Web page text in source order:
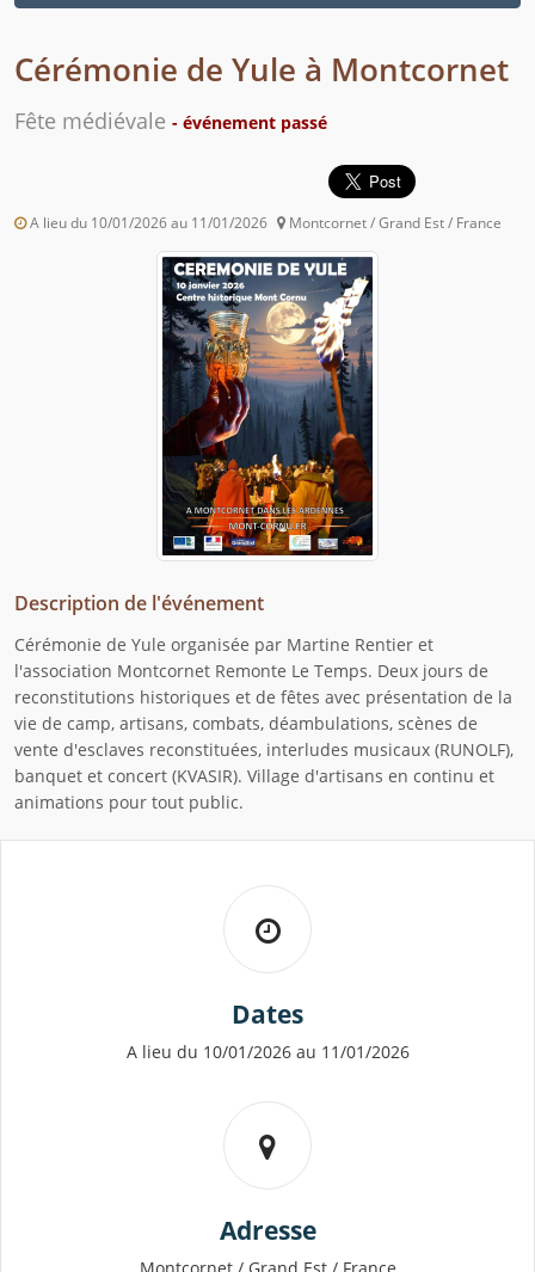
Cérémonie de Yule à Montcornet
Fête médiévale - événement passé
A lieu du 10/01/2026 au 11/01/2026 Montcornet / Grand Est / France
Description de l'événement
Cérémonie de Yule organisée par Martine Rentier et
l'association Montcornet Remonte Le Temps. Deux jours de
reconstitutions historiques et de fêtes avec présentation de la
vie de camp, artisans, combats, déambulations, scènes de
vente d'esclaves reconstituées, interludes musicaux (RUNOLF),
banquet et concert (KVASIR). Village d'artisans en continu et
animations pour tout public.
Dates
A lieu du 10/01/2026 au 11/01/2026
Adresse